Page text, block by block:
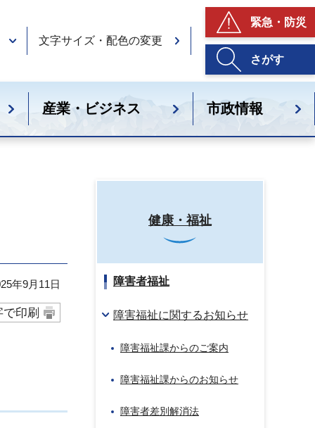
文字サイズ・配色の変更
緊急・防災
さがす
産業・ビジネス 市政情報
年9月11日
印刷
健康・福祉
障害者福祉
障害福祉に関するお知らせ
障害福祉課からのご案内
障害福祉課からのお知らせ
障害者差別解消法